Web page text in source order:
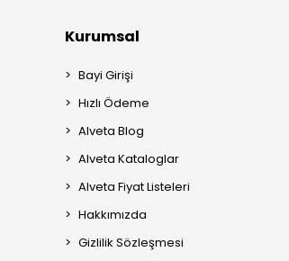
Kurumsal
Bayi Girişi
Hızlı Ödeme
Alveta Blog
Alveta Kataloglar
Alveta Fiyat Listeleri
Hakkımızda
Gizlilik Sözleşmesi